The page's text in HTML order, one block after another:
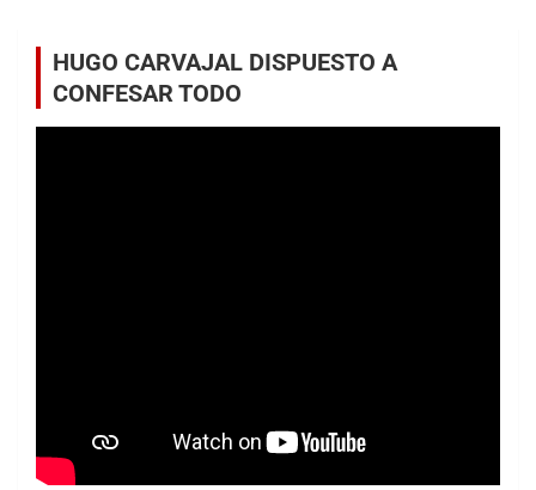
HUGO CARVAJAL DISPUESTO A
CONFESAR TODO